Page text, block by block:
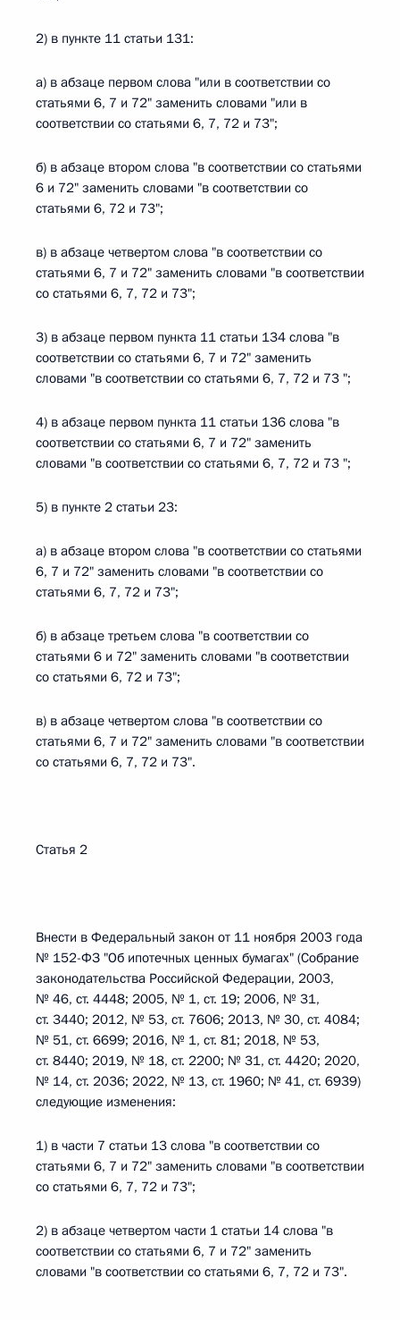
2) в пункте 11 статьи 131:
а) в абзаце первом слова "или в соответствии со
статьями 6, 7 и 72" заменить словами "или в
соответствии со статьями 6, 7, 72 и 73";
б) в абзаце втором слова "в соответствии со статьями
6 и 72" заменить словами "в соответствии со
статьями 6, 72 и 73";
в) в абзаце четвертом слова "в соответствии со
статьями 6, 7 и 72" заменить словами "в соответствии
со статьями 6, 7, 72 и 73";
3) в абзаце первом пункта 11 статьи 134 слова "в
соответствии со статьями 6, 7 и 72" заменить
словами "в соответствии со статьями 6, 7, 72 и 73 ";
4) в абзаце первом пункта 11 статьи 136 слова "в
соответствии со статьями 6, 7 и 72" заменить
словами "в соответствии со статьями 6, 7, 72 и 73 ";
5) в пункте 2 статьи 23:
а) в абзаце втором слова "в соответствии со статьями
6, 7 и 72" заменить словами "в соответствии со
статьями 6, 7, 72 и 73";
б) в абзаце третьем слова "в соответствии со
статьями 6 и 72" заменить словами "в соответствии
со статьями 6, 72 и 73";
в) в абзаце четвертом слова "в соответствии со
статьями 6, 7 и 72" заменить словами "в соответствии
со статьями 6, 7, 72 и 73".
Статья 2
Внести в Федеральный закон от 11 ноября 2003 года
№ 152-ФЗ "Об ипотечных ценных бумагах" (Собрание
законодательства Российской Федерации, 2003,
№ 46, ст. 4448; 2005, № 1, ст. 19; 2006, № 31,
ст. 3440; 2012, № 53, ст. 7606; 2013, № 30, ст. 4084;
№ 51, ст. 6699; 2016, № 1, ст. 81; 2018, № 53,
ст. 8440; 2019, № 18, ст. 2200; № 31, ст. 4420; 2020,
№ 14, ст. 2036; 2022, № 13, ст. 1960; № 41, ст. 6939)
следующие изменения:
1) в части 7 статьи 13 слова "в соответствии со
статьями 6, 7 и 72" заменить словами "в соответствии
со статьями 6, 7, 72 и 73";
2) в абзаце четвертом части 1 статьи 14 слова "в
соответствии со статьями 6, 7 и 72" заменить
словами "в соответствии со статьями 6, 7, 72 и 73".